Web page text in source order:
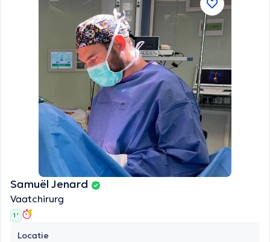
Samuël Jenard
Vaatchirurg
1 '
Locatie